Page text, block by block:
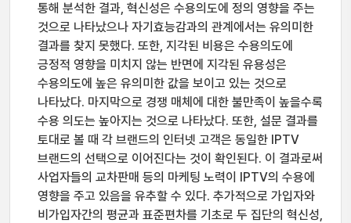
통해 분석한 결과, 혁신성은 수용의도에 정의 영향을 주는
것으로 나타났으나 자기효능감과의 관계에서는 유의미한
결과를 찾지 못했다. 또한, 지각된 비용은 수용의도에
긍정적 영향을 미치지 않는 반면에 지각된 유용성은
수용의도에 높은 유의미한 값을 보이고 있는 것으로
나타났다. 마지막으로 경쟁 매체에 대한 불만족이 높을수록
수용 의도는 높아지는 것으로 나타났다. 또한, 설문 결과를
토대로 볼 때 각 브랜드의 인터넷 고객은 동일한 IPTV
브랜드의 선택으로 이어진다는 것이 확인된다. 이 결과로써
사업자들의 교차판매 등의 마케팅 노력이 IPTV의 수용에
영향을 주고 있음을 유추할 수 있다. 추가적으로 가입자와
비가입자간의 평균과 표준편차를 기초로 두 집단의 혁신성,